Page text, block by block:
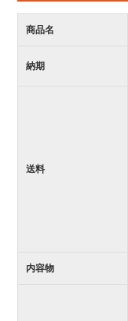
商品名
納期
送料
内容物